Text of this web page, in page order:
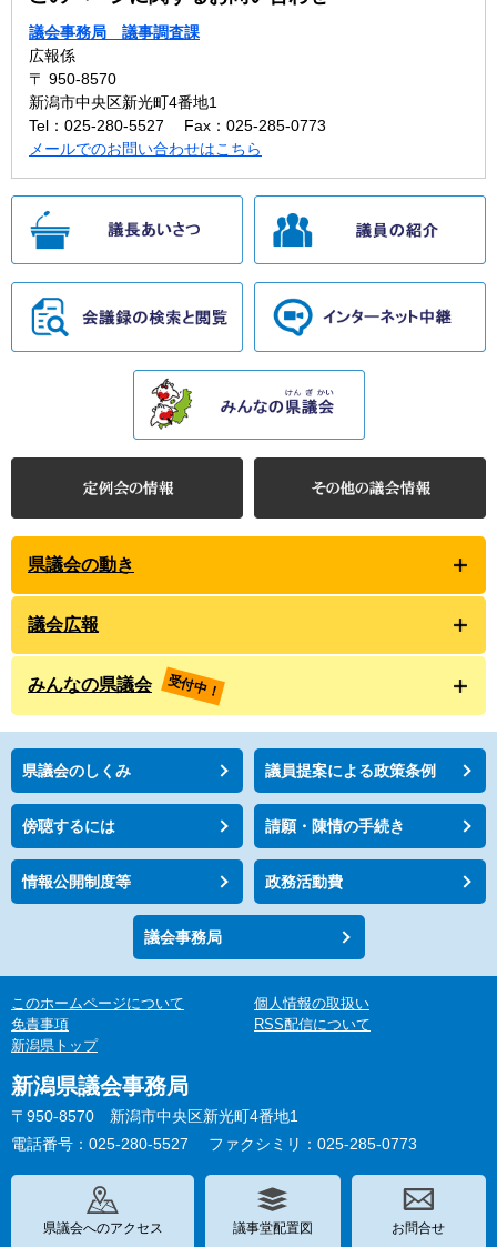
議会事務局 議事調査課
広報係
〒 950-8570
新潟市中央区新光町4番地1
Tel：025-280-5527
Fax：025-285-0773
メールでのお問い合わせはこちら
県議会の動き
議会広報
みんなの県議会 受付中！
県議会のしくみ 議員提案による政策条例
傍聴するには 請願・陳情の手続き
情報公開制度等 政務活動費
議会事務局
このホームページについて
個人情報の取扱い
免責事項
RSS配信について
新潟県トップ
新潟県議会事務局
〒950-8570 新潟市中央区新光町4番地1
電話番号：025-280-5527
ファクシミリ：025-285-0773
県議会へのアクセス 議事堂配置図 お問合せ